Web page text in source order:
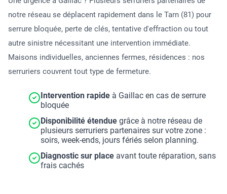
notre réseau se déplacent rapidement dans le Tarn (81) pour
serrure bloquée, perte de clés, tentative d'effraction ou tout
autre sinistre nécessitant une intervention immédiate.
Maisons individuelles, anciennes fermes, résidences : nos
serruriers couvrent tout type de fermeture.
Intervention rapide à Gaillac en cas de serrure
bloquée
Disponibilité étendue grâce à notre réseau de
plusieurs serruriers partenaires sur votre zone :
soirs, week-ends, jours fériés selon planning.
Diagnostic sur place avant toute réparation, sans
frais cachés